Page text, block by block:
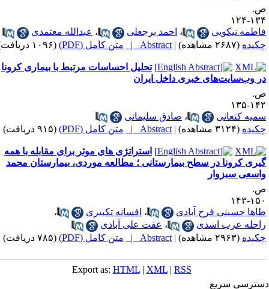
۱۲۴
نیکویی
،احمد برجعلی ،عبدالله معتمدی
(۲۶۸۷ مشاهده) |
Abstract | متن کامل (PDF) (۱۰۹۶ دریافت)
تحلیل احساسات مرتبط با بیماری کرونا
وب‌سایت‌های خبری داخل ایران
۱۳۵
کنعانی
،صادق سلیمانی
(۳۱۲۴ مشاهده) |
Abstract | متن کامل (PDF) (۹۱۵ دریافت)
استراتژی های موثر برای مقابله با همه
کرونا در سطح بیمارستانی ؛ مطالعه موردی، بیمارستان محمد
سبزوار
۱۴۳
حسینی فرح آبادی
،افسانه تکبیری
،
عرب اسدی
،عفت علی آبادی
(۲۹۶۳ مشاهده) |
Abstract | متن کامل (PDF) (۷۸۵ دریافت)
Export as:HTML |XML |RSS
سریع